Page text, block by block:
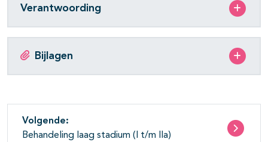
Verantwoording
Bijlagen
Volgende:
Behandeling laag stadium (I t/m IIa)